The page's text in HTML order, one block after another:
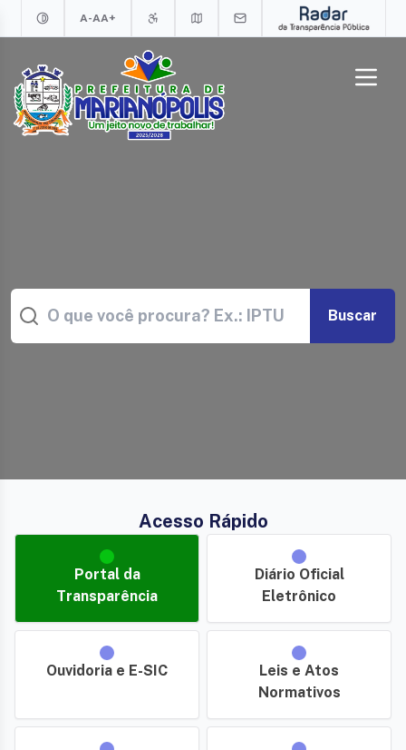
A-AA+
Buscar
Acesso Rápido
Portal da
Transparência
Diário Oficial
Eletrônico
Ouvidoria e E-SIC
Leis e Atos
Normativos